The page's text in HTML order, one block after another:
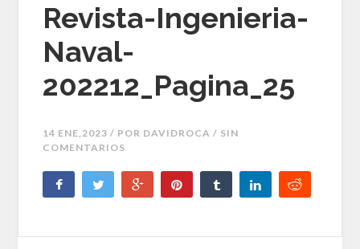
Revista-Ingenieria-
Naval-
202212_Pagina_25
14 ENE,2023 / POR DAVIDROCA / SIN
COMENTARIOS